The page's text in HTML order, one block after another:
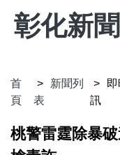
彰化新
首
頁
新聞列
表
訊
桃警雷霆除暴